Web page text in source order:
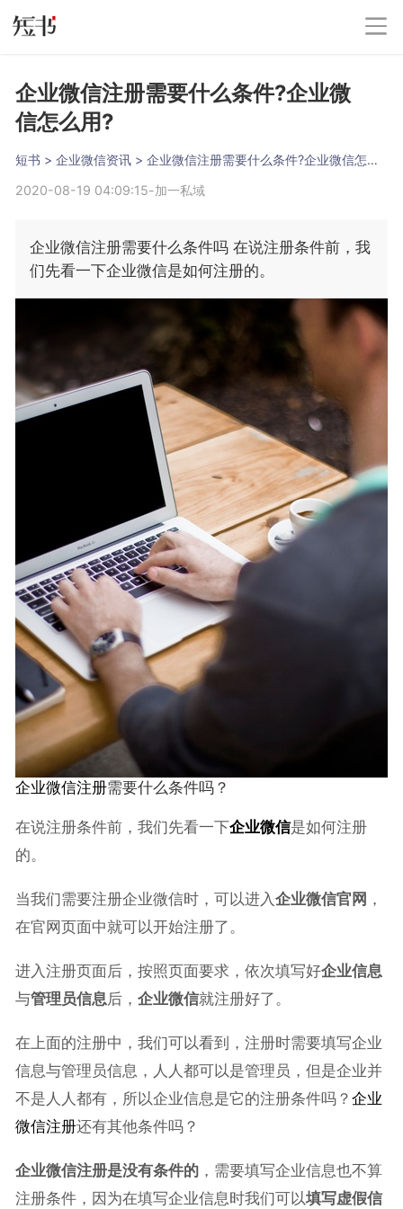
企业微信注册需要什么条件?企业微
信怎么用?
短书 > 企业微信资讯 >
企业微信注册需要什么条件?企业微信怎么用?
2020-08-19 04:09:15-加一私域
企业微信注册需要什么条件吗 在说注册条件前，我
们先看一下企业微信是如何注册的。
企业微信注册需要什么条件吗？
在说注册条件前，我们先看一下企业微信是如何注册
的。
当我们需要注册企业微信时，可以进入企业微信官网 ，
在官网页面中就可以开始注册了。
进入注册页面后，按照页面要求，依次填写好企业信息
与管理员信息后， 企业微信就注册好了。
在上面的注册中，我们可以看到，注册时需要填写企业
信息与管理员信息，人人都可以是管理员，但是企业并
不是人人都有，所以企业信息是它的注册条件吗？ 企业
微信注册还有其他条件吗？
企业微信注册是没有条件的，需要填写企业信息也不算
注册条件，因为在填写企业信息时我们可以填写虚假信